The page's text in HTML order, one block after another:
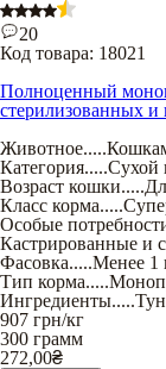
20
Код товара: 18021
Полноценный
стерилизованных и
Животное.....
Категория.....Сухой
Возраст кошки.....
Класс корма.....
Особые
Кастрированные и
Фасовка.....Менее 1
Тип корма.....
Ингредиенты.....
907 грн/кг
300 грамм
272,00₴